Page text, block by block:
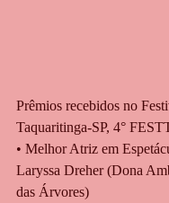
Prêmios recebidos no
Taquaritinga-SP, 4°
• Melhor Atriz em
Laryssa Dreher (Dona
das Árvores)